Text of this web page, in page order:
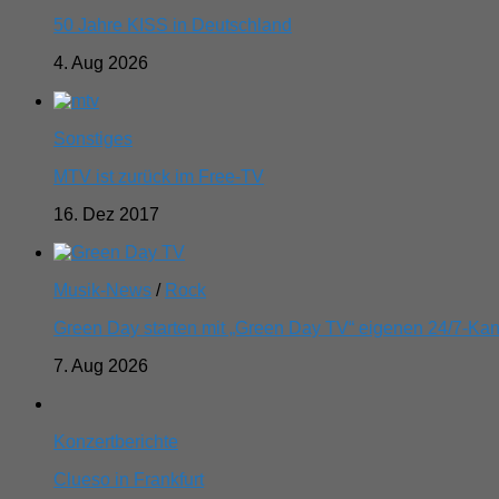
50 Jahre KISS in Deutschland
4. Aug 2026
Sonstiges
MTV ist zurück im Free-TV
16. Dez 2017
Musik-News / Rock
Green Day starten mit „Green Day TV“ eigenen 24/7-
7. Aug 2026
Konzertberichte
Clueso in Frankfurt